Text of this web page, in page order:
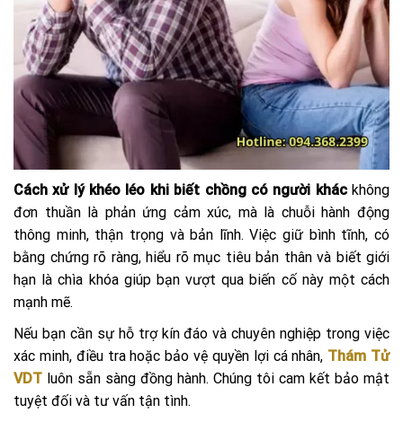
Cách xử lý khéo léo khi biết chồng có người kháckhông
đơn thuần là phản ứng cảm xúc, mà là chuỗi hành động
thông minh, thận trọng và bản lĩnh. Việc giữ bình tĩnh, có
bằng chứng rõ ràng, hiểu rõ mục tiêu bản thân và biết giới
hạn là chìa khóa giúp bạn vượt qua biến cố này một cách
mạnh mẽ.
Nếu bạn cần sự hỗ trợ kín đáo và chuyên nghiệp trong việc
xác minh, điều tra hoặc bảo vệ quyền lợi cá nhân, Thám Tử
VDT luôn sẵn sàng đồng hành. Chúng tôi cam kết bảo mật
tuyệt đối và tư vấn tận tình.